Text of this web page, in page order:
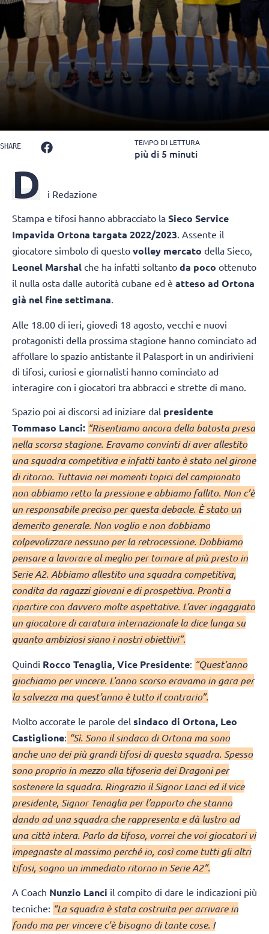
SHARE TEMPO DI LETTURA
più di 5 minuti
D i Redazione
Stampa e tifosi hanno abbracciato la Sieco Service
Impavida Ortona targata 2022/2023. Assente il
giocatore simbolo di questo volley mercato della Sieco,
Leonel Marshal che ha infatti soltanto da poco ottenuto
il nulla osta dalle autorità cubane ed è atteso ad Ortona
già nel fine settimana.
Alle 18.00 di ieri, giovedì 18 agosto, vecchi e nuovi
protagonisti della prossima stagione hanno cominciato ad
affollare lo spazio antistante il Palasport in un andirivieni
di tifosi, curiosi e giornalisti hanno cominciato ad
interagire con i giocatori tra abbracci e strette di mano.
Spazio poi ai discorsi ad iniziare dal presidente
Tommaso Lanci: “Risentiamo ancora della batosta presa
nella scorsa stagione. Eravamo convinti di aver allestito
una squadra competitiva e infatti tanto è stato nel girone
di ritorno. Tuttavia nei momenti topici del campionato
non abbiamo retto la pressione e abbiamo fallito. Non c’è
un responsabile preciso per questa debacle. È stato un
demerito generale. Non voglio e non dobbiamo
colpevolizzare nessuno per la retrocessione. Dobbiamo
pensare a lavorare al meglio per tornare al più presto in
Serie A2. Abbiamo allestito una squadra competitiva,
condita da ragazzi giovani e di prospettiva. Pronti a
ripartire con davvero molte aspettative. L’aver ingaggiato
un giocatore di caratura internazionale la dice lunga su
quanto ambiziosi siano i nostri obiettivi”.
Quindi Rocco Tenaglia, Vice Presidente: “Quest’anno
giochiamo per vincere. L’anno scorso eravamo in gara per
la salvezza ma quest’anno è tutto il contrario”.
Molto accorate le parole del sindaco di Ortona, Leo
Castiglione: “Sì. Sono il sindaco di Ortona ma sono
anche uno dei più grandi tifosi di questa squadra. Spesso
sono proprio in mezzo alla tifoseria dei Dragoni per
sostenere la squadra. Ringrazio il Signor Lanci ed il vice
presidente, Signor Tenaglia per l’apporto che stanno
dando ad una squadra che rappresenta e dà lustro ad
una città intera. Parlo da tifoso, vorrei che voi giocatori vi
impegnaste al massimo perché io, così come tutti gli altri
tifosi, sogno un immediato ritorno in Serie A2”.
A Coach Nunzio Lanci il compito di dare le indicazioni più
tecniche: “La squadra è stata costruita per arrivare in
fondo ma per vincere c’è bisogno di tante cose. I